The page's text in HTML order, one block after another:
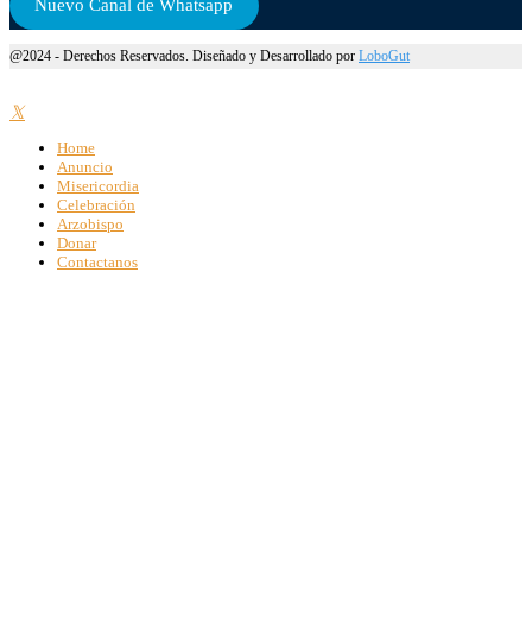
Nuevo Canal de Whatsapp
@2024 - Derechos Reservados. Diseñado y Desarrollado por LoboGut
Home
Anuncio
Misericordia
Celebración
Arzobispo
Donar
Contactanos